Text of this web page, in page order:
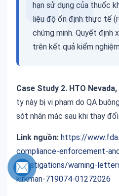
hạn sử dụng của thuốc
liệu độ ổn định thực tế
chứng minh. Quyết định
trên kết quả kiểm
Case Study 2. HTO
ty này bị vi phạm do QA
sót nhãn mác sau khi thay
Link nguồn: https://
compliance-enforcement-
investigations/warning-
kirkman-719074-01272026